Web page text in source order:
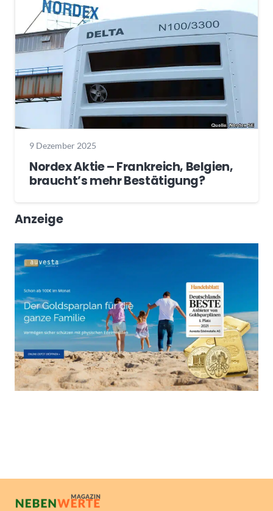
9 Dezember 2025
Nordex Aktie – Frankreich, Belgien,
braucht’s mehr Bestätigung?
Anzeige